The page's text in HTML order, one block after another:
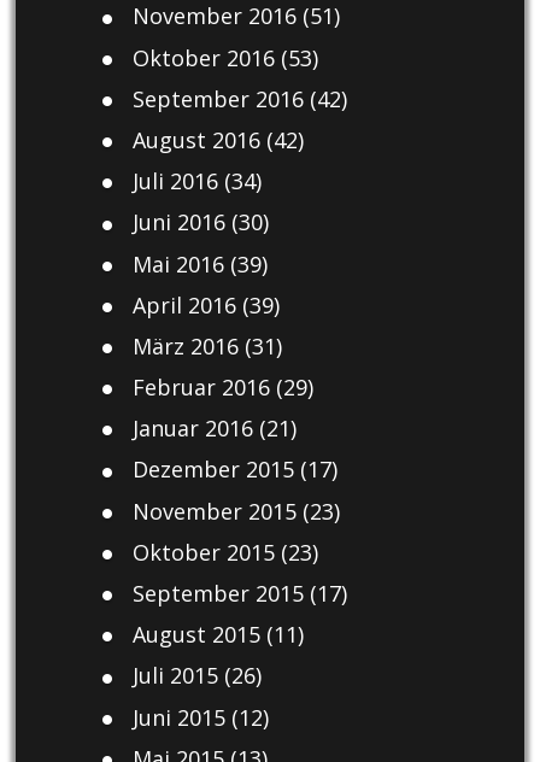
November 2016(51)
Oktober 2016(53)
September 2016(42)
August 2016(42)
Juli 2016(34)
Juni 2016(30)
Mai 2016(39)
April 2016(39)
März 2016(31)
Februar 2016(29)
Januar 2016(21)
Dezember 2015(17)
November 2015(23)
Oktober 2015(23)
September 2015(17)
August 2015(11)
Juli 2015(26)
Juni 2015(12)